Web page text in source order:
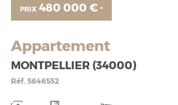
PRIX480 000 € *
Appartement
MONTPELLIER (34000)
Réf.5646552